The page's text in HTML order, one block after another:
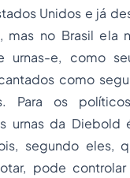
Unidos e já
mas no Brasil ela
urnas-e, como
como
Para os
urnas da Diebold
segundo eles,
pode